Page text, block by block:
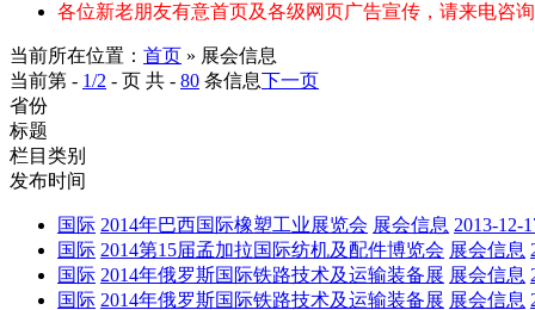
各位新老朋友有意首页及各级网页广告宣传，请来电咨询
当前所在位置： 首页 » 展会信息
当前第 - 1/2 - 页 共 - 80 条信息下一页
省份
标题
栏目类别
发布时间
国际 2014年巴西国际橡塑工业展览会 展会信息 2013-12-
国际 2014第15届孟加拉国际纺机及配件博览会 展会信息
国际 2014年俄罗斯国际铁路技术及运输装备展 展会信息
国际 2014年俄罗斯国际铁路技术及运输装备展 展会信息